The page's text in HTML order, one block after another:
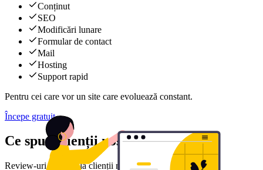
Conținut
SEO
Modificări lunare
Formular de contact
Mail
Hosting
Support rapid
Pentru cei care vor un site care evoluează constant.
Începe gratuit
Ce spun clienții noștri
Review-uri reale de la clienții noștri mulțumiți